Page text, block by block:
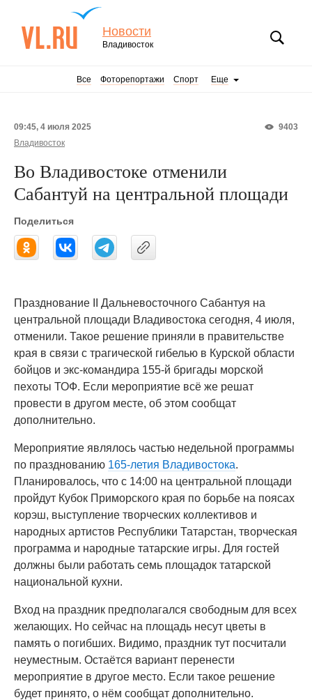
Новости
Владивосток
Все Фоторепортажи Спорт Еще
9403
09:45, 4 июля 2025
Владивосток
Во Владивостоке отменили
Сабантуй на центральной площади
Поделиться
Празднование II Дальневосточного Сабантуя на
центральной площади Владивостока сегодня, 4 июля,
отменили. Такое решение приняли в правительстве
края в связи с трагической гибелью в Курской области
бойцов и экс-командира 155-й бригады морской
пехоты ТОФ. Если мероприятие всё же решат
провести в другом месте, об этом сообщат
дополнительно.
Мероприятие являлось частью недельной программы
по празднованию 165-летия Владивостока.
Планировалось, что с 14:00 на центральной площади
пройдут Кубок Приморского края по борьбе на поясах
корэш, выступление творческих коллективов и
народных артистов Республики Татарстан, творческая
программа и народные татарские игры. Для гостей
должны были работать семь площадок татарской
национальной кухни.
Вход на праздник предполагался свободным для всех
желающих. Но сейчас на площадь несут цветы в
память о погибших. Видимо, праздник тут посчитали
неуместным. Остаётся вариант перенести
мероприятие в другое место. Если такое решение
будет принято, о нём сообщат дополнительно.